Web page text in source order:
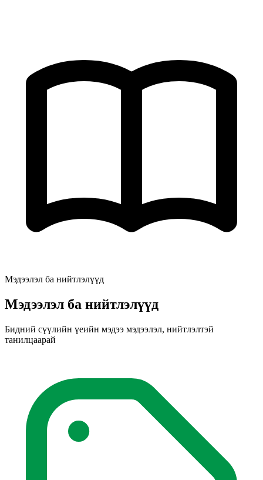
Мэдээлэл ба нийтлэлүүд
Мэдээлэл ба нийтлэлүүд
Бидний сүүлийн үеийн мэдээ мэдээлэл, нийтлэлтэй
танилцаарай